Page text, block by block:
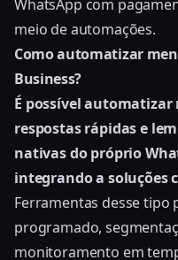
WhatsApp com
meio de automações.
Como automatizar
Business?
É possível automatizar
respostas rápidas e
nativas do próprio
integrando a soluções
Ferramentas desse tipo
programado,
monitoramento em